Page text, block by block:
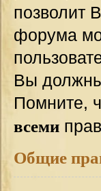
позволит
форума
Вы
Помните,
всеми
Общие